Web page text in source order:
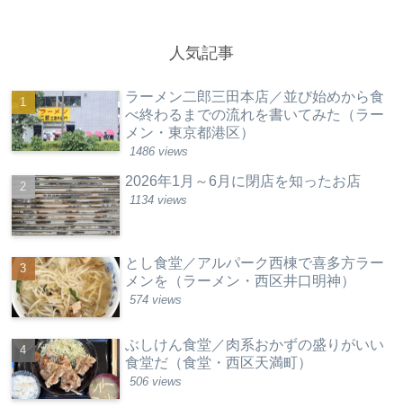
人気記事
ラーメン二郎三田本店／並び始めから食
べ終わるまでの流れを書いてみた（ラー
メン・東京都港区）
1486 views
2026年1月～6月に閉店を知ったお店
1134 views
とし食堂／アルパーク西棟で喜多方ラー
メンを（ラーメン・西区井口明神）
574 views
ぶしけん食堂／肉系おかずの盛りがいい
食堂だ（食堂・西区天満町）
506 views